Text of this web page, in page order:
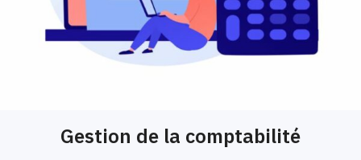
Gestion de la comptabilité